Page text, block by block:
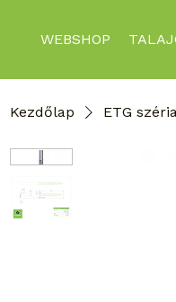
WEBSHOP
Kezdőlap ETG